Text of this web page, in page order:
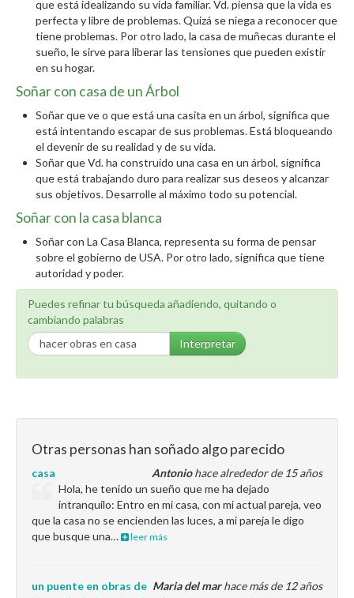
que está idealizando su vida familiar. Vd. piensa que la vida es
perfecta y libre de problemas. Quizá se niega a reconocer que
tiene problemas. Por otro lado, la casa de muñecas durante el
sueño, le sirve para liberar las tensiones que pueden existir
en su hogar.
Soñar con casa de un Árbol
Soñar que ve o que está una casita en un árbol, significa que
está intentando escapar de sus problemas. Está bloqueando
el devenir de su realidad y de su vida.
Soñar que Vd. ha construido una casa en un árbol, significa
que está trabajando duro para realizar sus deseos y alcanzar
sus objetivos. Desarrolle al máximo todo su potencial.
Soñar con la casa blanca
Soñar con La Casa Blanca, representa su forma de pensar
sobre el gobierno de USA. Por otro lado, significa que tiene
autoridad y poder.
Puedes refinar tu búsqueda añadiendo, quitando o
cambiando palabras
Interpretar
Otras personas han soñado algo parecido
Antoniohace alrededor de 15 años
casa
Hola, he tenido un sueño que me ha dejado
intranquilo: Entro en mi casa, con mi actual pareja, veo
que la casa no se encienden las luces, a mi pareja le digo
que busque una…
leer más
Maria del marhace más de 12 años
un puente en obras de